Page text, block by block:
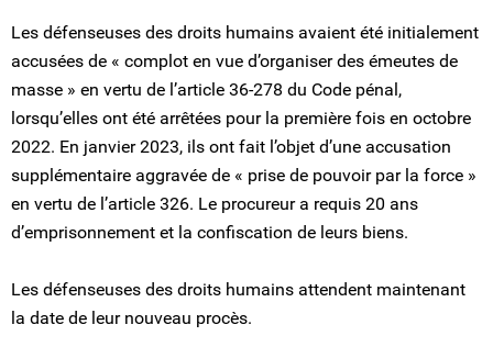
Les défenseuses des droits humains avaient été initialement
accusées de « complot en vue d’organiser des émeutes de
masse » en vertu de l’article 36-278 du Code pénal,
lorsqu’elles ont été arrêtées pour la première fois en octobre
2022. En janvier 2023, ils ont fait l’objet d’une accusation
supplémentaire aggravée de « prise de pouvoir par la force »
en vertu de l’article 326. Le procureur a requis 20 ans
d’emprisonnement et la confiscation de leurs biens.
Les défenseuses des droits humains attendent maintenant
la date de leur nouveau procès.